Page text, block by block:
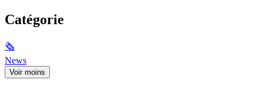
Catégorie
🗞
News
Voir moins